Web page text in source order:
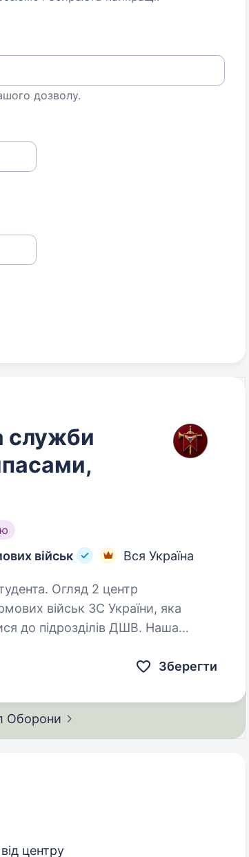
дозволу.
служби
військ Вся Україна
2 центр
військ ЗС України, яка
до підрозділів ДШВ. Наша
Зберегти
Оборони
центру